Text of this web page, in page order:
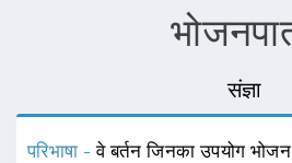
संज्ञा
परिभाषा -वे बर्तन जिनका उपयोग